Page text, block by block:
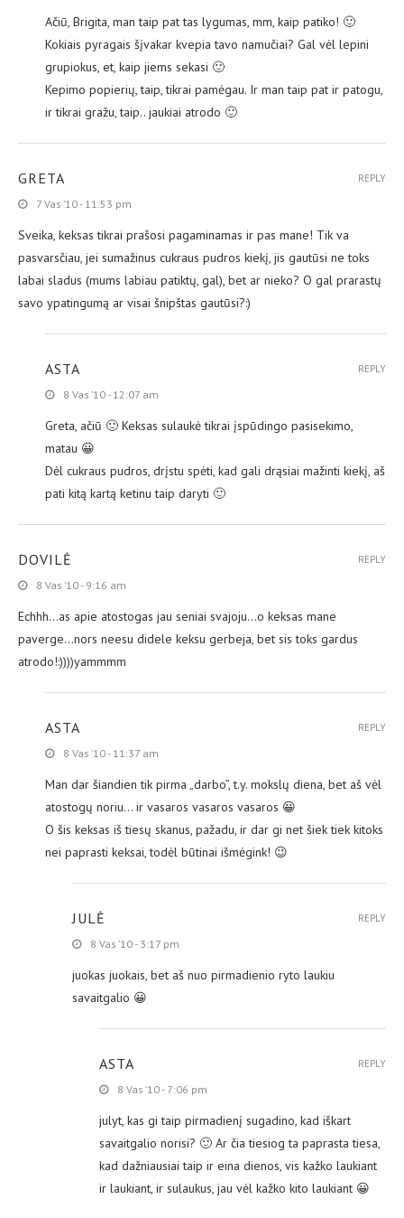
Ačiū, Brigita, man taip pat tas lygumas, mm, kaip patiko! 🙂
Kokiais pyragais šįvakar kvepia tavo namučiai? Gal vėl lepini
grupiokus, et, kaip jiems sekasi 🙂
Kepimo popierių, taip, tikrai pamėgau. Ir man taip pat ir patogu,
ir tikrai gražu, taip.. jaukiai atrodo 🙂
GRETA
7 Vas ’10 - 11:53 pm
Sveika, keksas tikrai prašosi pagaminamas ir pas mane! Tik va
pasvarsčiau, jei sumažinus cukraus pudros kiekį, jis gautūsi ne toks
labai sladus (mums labiau patiktų, gal), bet ar nieko? O gal prarastų
savo ypatingumą ar visai šnipštas gautūsi?:)
REPLY
ASTA
8 Vas ’10 - 12:07 am
Greta, ačiū 🙂 Keksas sulaukė tikrai įspūdingo pasisekimo,
matau 😀
Dėl cukraus pudros, drįstu spėti, kad gali drąsiai mažinti kiekį, aš
pati kitą kartą ketinu taip daryti 🙂
REPLY
DOVILĖ
8 Vas ’10 - 9:16 am
Echhh…as apie atostogas jau seniai svajoju…o keksas mane
paverge…nors neesu didele keksu gerbeja, bet sis toks gardus
atrodo!:))))yammmm
REPLY
ASTA
8 Vas ’10 - 11:37 am
Man dar šiandien tik pirma „darbo”, t.y. mokslų diena, bet aš vėl
atostogų noriu… ir vasaros vasaros vasaros 😀
O šis keksas iš tiesų skanus, pažadu, ir dar gi net šiek tiek kitoks
nei paprasti keksai, todėl būtinai išmėgink! 😉
REPLY
JULĖ
8 Vas ’10 - 3:17 pm
juokas juokais, bet aš nuo pirmadienio ryto laukiu
savaitgalio 😀
REPLY
ASTA
8 Vas ’10 - 7:06 pm
julyt, kas gi taip pirmadienį sugadino, kad iškart
savaitgalio norisi? 🙂 Ar čia tiesiog ta paprasta tiesa,
kad dažniausiai taip ir eina dienos, vis kažko laukiant
ir laukiant, ir sulaukus, jau vėl kažko kito laukiant 😀
REPLY